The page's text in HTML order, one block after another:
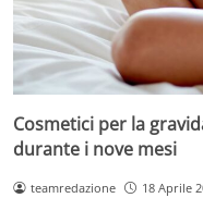
Cosmetici per la
durante i nove mesi
teamredazione 18 Aprile